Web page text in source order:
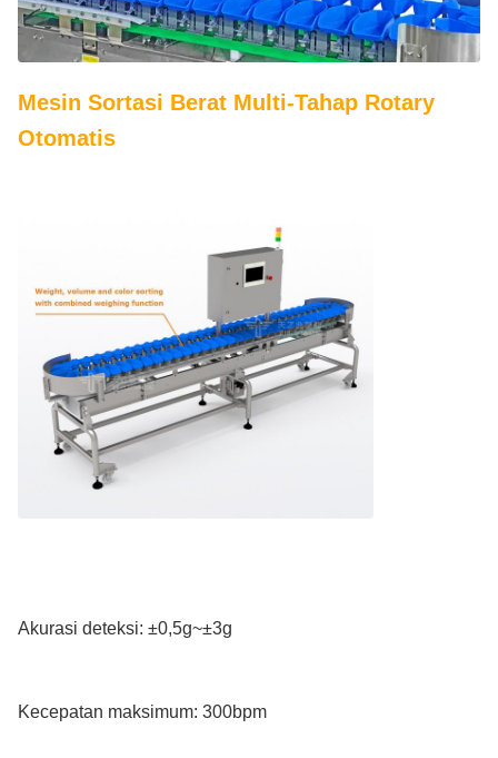
Mesin Sortasi Berat Multi-Tahap Rotary
Otomatis
Akurasi deteksi: ±0,5g~±3g
Kecepatan maksimum: 300bpm